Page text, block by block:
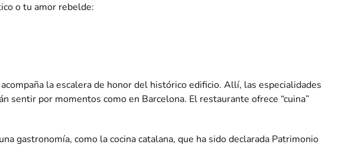
o tu amor rebelde:
la escalera de honor del histórico edificio. Allí, las especialidades
sentir por momentos como en Barcelona. El restaurante ofrece “cuina”
gastronomía, como la cocina catalana, que ha sido declarada Patrimonio